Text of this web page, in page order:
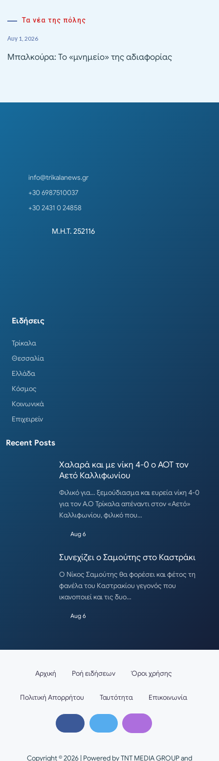
Τα νέα της πόλης
Αυγ 1, 2026
Μπαλκούρα: Το «μνημείο» της αδιαφορίας
info@trikalanews.gr
+30 6987510037
+30 2431 0 24858
Μ.Η.Τ. 252116
Ειδήσεις
Τρίκαλα
Θεσσαλία
Ελλάδα
Κόσμος
Κοινωνικά
Επιχειρείν
Recent Posts
Χαλαρά και με νίκη 4-0 ο ΑΟΤ τον
Αετό Καλλιφωνίου
Φιλικό για… ξεμούδιασμα και ευρεία νίκη 4-0
για τον Α.Ο Τρίκαλα απέναντι στον «Αετό»
Καλλιφωνίου, φιλικό που…
Aug 6
Συνεχίζει ο Σαμούτης στο Καστράκι
Ο Νίκος Σαμούτης θα φορέσει και φέτος τη
φανέλα του Καστρακίου γεγονός που
ικανοποιεί και τις δυο…
Aug 6
Copyright © 2026 | Powered by TNT MEDIA GROUP and
Αρχική Ροή ειδήσεων Όροι χρήσης
Πολιτική Απορρήτου Ταυτότητα Επικοινωνία